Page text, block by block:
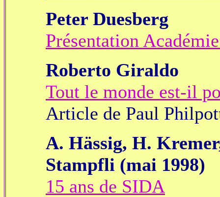
Peter Duesberg
Présentation
Roberto Giraldo
Tout le monde est-il
Article de Paul
A. Hässig, H.
Stampfli (mai 1998)
15 ans de SIDA